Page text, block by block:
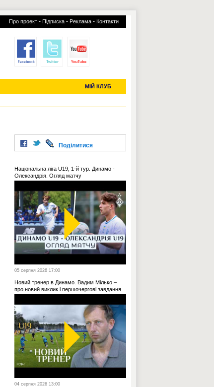
Про проект - Підписка - Реклама - Контакти
МІЙ КЛУБ
УСІ ТРАНСФЕРИ
Поділитися
Національна ліга U19, 1-й тур. Динамо -
Олександрія. Огляд матчу
05 серпня 2026 17:00
Новий тренер в Динамо. Вадим Мілько –
про новий виклик і першочергові завдання
04 серпня 2026 13:00